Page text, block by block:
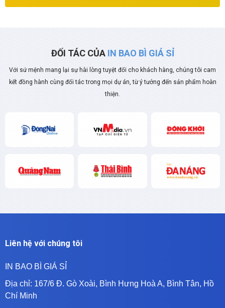
ĐỐI TÁC CỦA IN BAO BÌ GIÁ SỈ
Với sứ mệnh mang lại sự hài lòng tuyệt đối cho khách hàng, chúng tôi cam
kết đồng hành cùng đối tác trong mọi dự án, từ ý tưởng đến sản phẩm hoàn
thiện.
Liên hệ với chúng tôi
IN BAO BÌ GIÁ SỈ
Địa chỉ: 167/6 Đ. Gò Xoài, Bình Hưng Hoà A, Bình Tân, Hồ
Chí Minh